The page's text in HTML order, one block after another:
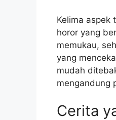
Kelima aspek
horor yang
memukau,
yang
mudah
mengandung
Cerita